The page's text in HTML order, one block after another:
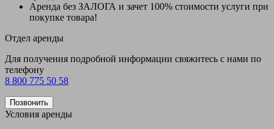
Аренда без ЗАЛОГА и зачет 100% стоимости услуги при
покупке товара!
Отдел аренды
Для получения подробной информации свяжитесь с нами по
телефону
8 800 775 50 58
Позвонить
Условия аренды